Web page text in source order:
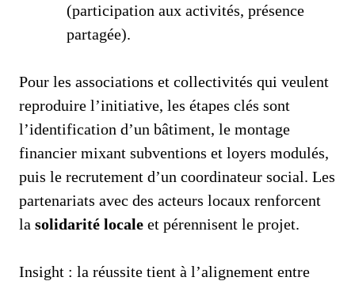
(participation aux activités, présence
partagée).
Pour les associations et collectivités qui veulent
reproduire l’initiative, les étapes clés sont
l’identification d’un bâtiment, le montage
financier mixant subventions et loyers modulés,
puis le recrutement d’un coordinateur social. Les
partenariats avec des acteurs locaux renforcent
la solidarité locale et pérennisent le projet.
Insight : la réussite tient à l’alignement entre